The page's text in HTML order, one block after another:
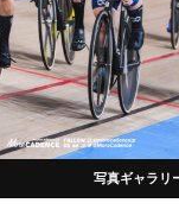
写真ギャラリ